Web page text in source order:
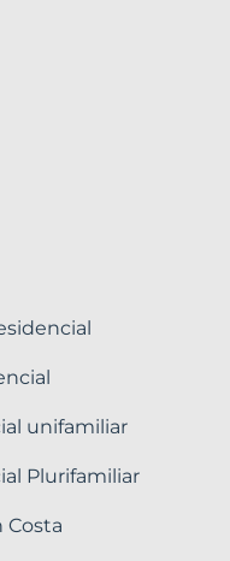
unifamiliar
Plurifamiliar
Costa